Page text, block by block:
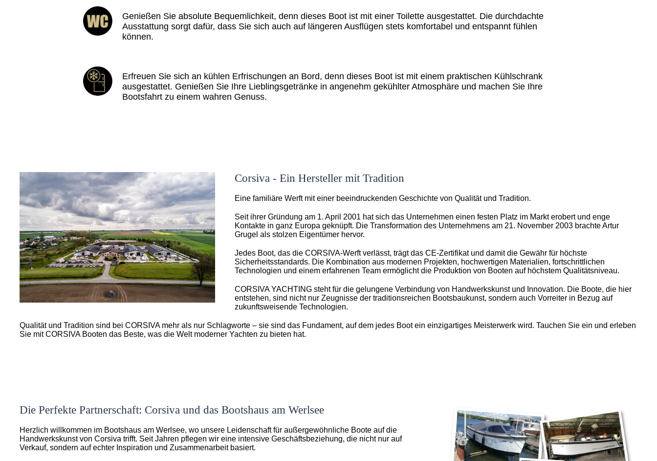
Genießen Sie absolute Bequemlichkeit, denn dieses Boot ist mit einer Toilette ausgestattet. Die durchdachte
Ausstattung sorgt dafür, dass Sie sich auch auf längeren Ausflügen stets komfortabel und entspannt fühlen
können.
Erfreuen Sie sich an kühlen Erfrischungen an Bord, denn dieses Boot ist mit einem praktischen Kühlschrank
ausgestattet. Genießen Sie Ihre Lieblingsgetränke in angenehm gekühlter Atmosphäre und machen Sie Ihre
Bootsfahrt zu einem wahren Genuss.
Corsiva - Ein Hersteller mit Tradition
Eine familiäre Werft mit einer beeindruckenden Geschichte von Qualität und Tradition.
Seit ihrer Gründung am 1. April 2001 hat sich das Unternehmen einen festen Platz im Markt erobert und enge
Kontakte in ganz Europa geknüpft. Die Transformation des Unternehmens am 21. November 2003 brachte Artur
Grugel als stolzen Eigentümer hervor.
Jedes Boot, das die CORSIVA-Werft verlässt, trägt das CE-Zertifikat und damit die Gewähr für höchste
Sicherheitsstandards. Die Kombination aus modernen Projekten, hochwertigen Materialien, fortschrittlichen
Technologien und einem erfahrenen Team ermöglicht die Produktion von Booten auf höchstem Qualitätsniveau.
CORSIVA YACHTING steht für die gelungene Verbindung von Handwerkskunst und Innovation. Die Boote, die hier
entstehen, sind nicht nur Zeugnisse der traditionsreichen Bootsbaukunst, sondern auch Vorreiter in Bezug auf
zukunftsweisende Technologien.
Qualität und Tradition sind bei CORSIVA mehr als nur Schlagworte – sie sind das Fundament, auf dem jedes Boot ein einzigartiges Meisterwerk wird. Tauchen Sie ein und erleben
Sie mit CORSIVA Booten das Beste, was die Welt moderner Yachten zu bieten hat.
Die Perfekte Partnerschaft: Corsiva und das Bootshaus am Werlsee
Herzlich willkommen im Bootshaus am Werlsee, wo unsere Leidenschaft für außergewöhnliche Boote auf die
Handwerkskunst von Corsiva trifft. Seit Jahren pflegen wir eine intensive Geschäftsbeziehung, die nicht nur auf
Verkauf, sondern auf echter Inspiration und Zusammenarbeit basiert.